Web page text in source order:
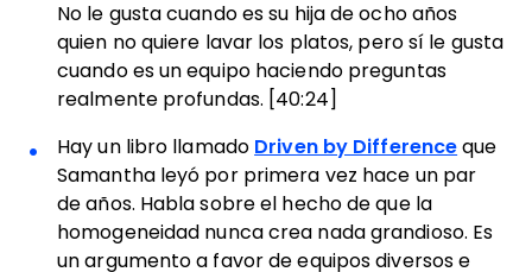
No le gusta cuando es su hija de ocho años
quien no quiere lavar los platos, pero sí le gusta
cuando es un equipo haciendo preguntas
realmente profundas. [40:24]
Hay un libro llamado Driven by Difference que
Samantha leyó por primera vez hace un par
de años. Habla sobre el hecho de que la
homogeneidad nunca crea nada grandioso. Es
un argumento a favor de equipos diversos e